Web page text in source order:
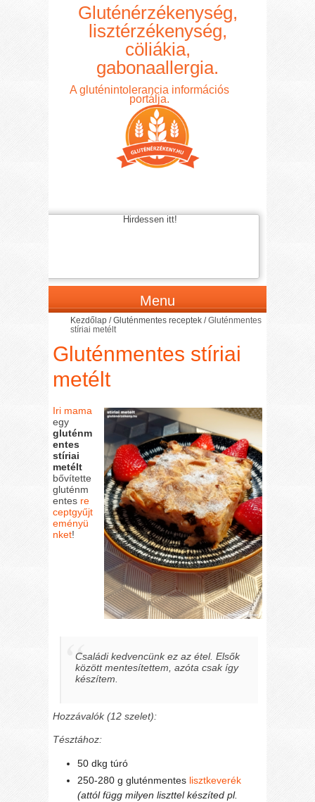
Gluténérzékenység,
lisztérzékenység,
cöliákia,
gabonaallergia.
A gluténintolerancia információs
portálja.
Hirdessen itt!
Menu
Kezdőlap /Gluténmentes receptek /Gluténmentes
stíriai metélt
Gluténmentes stíriai
metélt
Iri mama
egy
gluténm
entes
stíriai
metélt
bővítette
gluténm
entes re
ceptgyűjt
eményü
nket!
Családi kedvencünk ez az étel. Elsők
között mentesítettem, azóta csak így
készítem.
Hozzávalók (12 szelet):
Tésztához:
50 dkg túró
250-280 g gluténmentes lisztkeverék
(attól függ milyen liszttel készíted pl.